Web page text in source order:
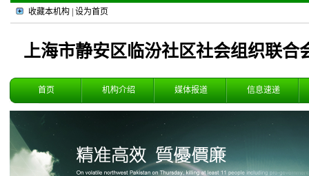
收藏本机构 设为首页
上海市静安区临汾社区社会组织联合
首页 机构介绍 媒体报道 信息速递